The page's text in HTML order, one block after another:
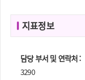
지표정보
담당 부서 및 연락처 :
3290